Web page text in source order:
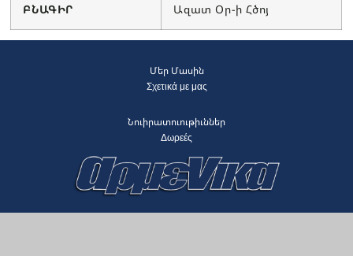
ԲՆԱԳԻՐ Ազատ Օր-ի Հծոյ
Մեր Մասին
Σχετικά με μας
Նուիրատուութիւններ
Δωρεές